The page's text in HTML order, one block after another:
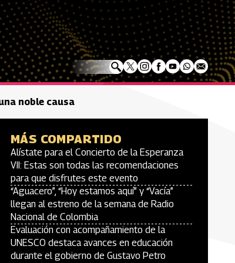
noble causa
MÁS COMPARTIDO
Alístate para el Concierto de la Esperanza
VII: Estas son todas las recomendaciones
para que disfrutes este evento
“Aguacero”, “Hoy estamos aquí” y “Vacía”
llegan al estreno de la semana de Radio
Nacional de Colombia
Evaluación con acompañamiento de la
UNESCO destaca avances en educación
durante el gobierno de Gustavo Petro